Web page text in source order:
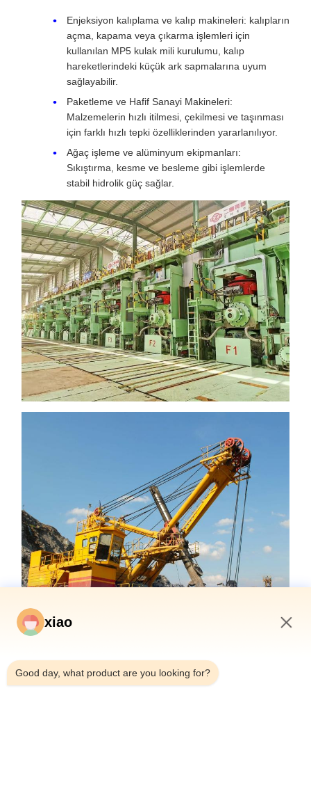
Enjeksiyon kalıplama ve kalıp makineleri: kalıpların
açma, kapama veya çıkarma işlemleri için
kullanılan MP5 kulak mili kurulumu, kalıp
hareketlerindeki küçük ark sapmalarına uyum
sağlayabilir.
Paketleme ve Hafif Sanayi Makineleri:
Malzemelerin hızlı itilmesi, çekilmesi ve taşınması
için farklı hızlı tepki özelliklerinden yararlanılıyor.
Ağaç işleme ve alüminyum ekipmanları:
Sıkıştırma, kesme ve besleme gibi işlemlerde
stabil hidrolik güç sağlar.
xiao
Good day, what product are you looking for?